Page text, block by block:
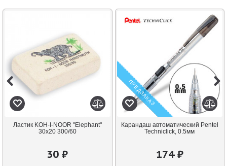
Ластик KOH-I-NOOR "Elephant"
30х20 300/60
30 ₽
ПРЕДЗАКАЗ
Карандаш автоматический Pentel
Techniclick, 0.5мм
174 ₽